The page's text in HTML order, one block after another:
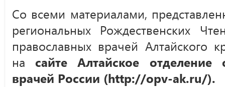
Со всеми материалами,
региональных Рождественских
православных врачей Алтайского
насайте Алтайское отделение
врачей России (http://opv-ak.ru/).